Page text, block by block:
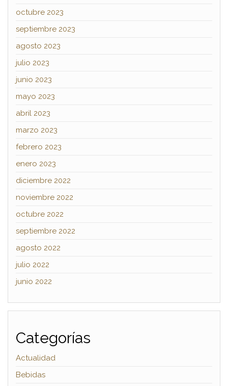
octubre 2023
septiembre 2023
agosto 2023
julio 2023
junio 2023
mayo 2023
abril 2023
marzo 2023
febrero 2023
enero 2023
diciembre 2022
noviembre 2022
octubre 2022
septiembre 2022
agosto 2022
julio 2022
junio 2022
Categorías
Actualidad
Bebidas